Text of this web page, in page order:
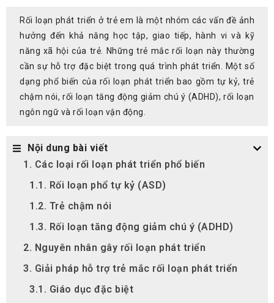
Rối loạn phát triển ở trẻ em là một nhóm các vấn đề ảnh
hưởng đến khả năng học tập, giao tiếp, hành vi và kỹ
năng xã hội của trẻ. Những trẻ mắc rối loạn này thường
cần sự hỗ trợ đặc biệt trong quá trình phát triển. Một số
dạng phổ biến của rối loạn phát triển bao gồm tự kỷ, trẻ
chậm nói, rối loạn tăng động giảm chú ý (ADHD), rối loạn
ngôn ngữ và rối loạn vận động.
Nội dung bài viết
1. Các loại rối loạn phát triển phổ biến
1.1. Rối loạn phổ tự kỷ (ASD)
1.2. Trẻ chậm nói
1.3. Rối loạn tăng động giảm chú ý (ADHD)
2. Nguyên nhân gây rối loạn phát triển
3. Giải pháp hỗ trợ trẻ mắc rối loạn phát triển
3.1. Giáo dục đặc biệt